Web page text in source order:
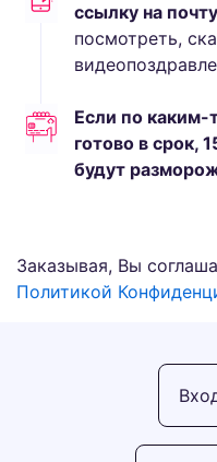
ссылку на почту
посмотреть,
Если по каким-
готово в срок,
будут
Заказывая, Вы
Политикой